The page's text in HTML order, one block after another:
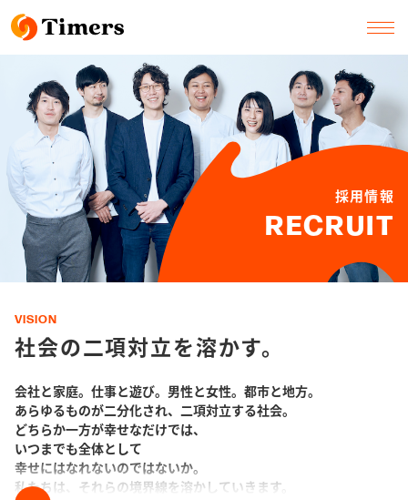
採用情報
RECRUIT
VISION
社会の二項対立を溶かす。
会社と家庭。仕事と遊び。男性と女性。都市と地方。
あらゆるものが二分化され、二項対立する社会。
どちらか一方が幸せなだけでは、
いつまでも全体として
幸せにはなれないのではないか。
私たちは、それらの境界線を溶かしていきます。